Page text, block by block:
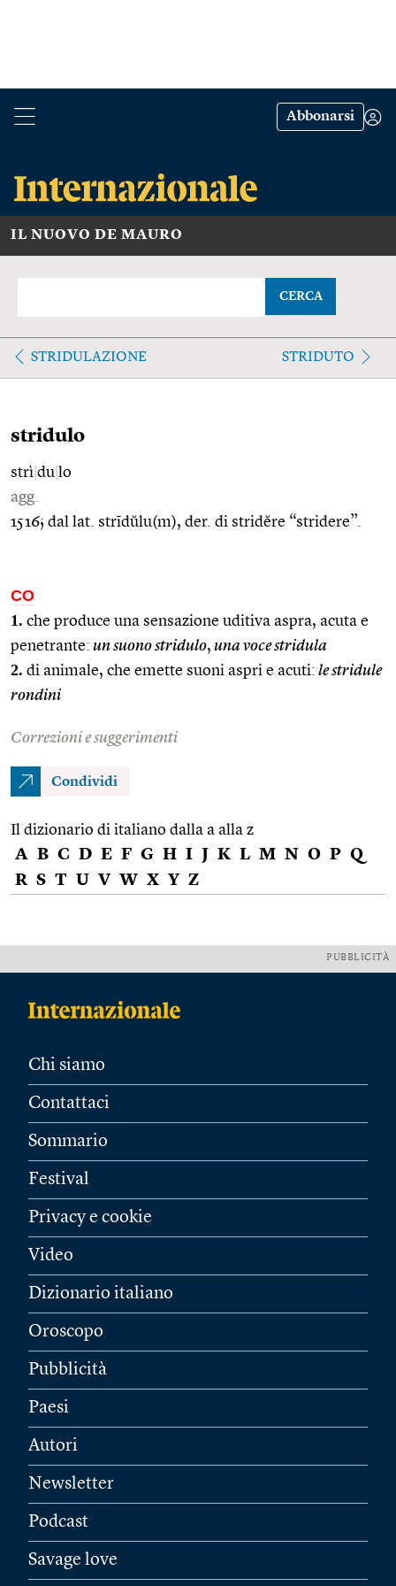
Abbonarsi
IL NUOVO DE MAURO
CERCA
STRIDULAZIONE STRIDUTO
stridulo
strì du lo
agg.
1516; dal lat. strīdŭlu(m), der. di stridĕre “stridere”.
CO
1. che produce una sensazione uditiva aspra, acuta e
penetrante: un suono stridulo, una voce stridula
2. di animale, che emette suoni aspri e acuti: le stridule
rondini
Correzioni e suggerimenti
Condividi
Il dizionario di italiano dalla a alla z
A B C D E F G H I J K L M N O P Q
R S T U V W X Y Z
PUBBLICITÀ
Chi siamo
Contattaci
Sommario
Festival
Privacy e cookie
Video
Dizionario italiano
Oroscopo
Pubblicità
Paesi
Autori
Newsletter
Podcast
Savage love